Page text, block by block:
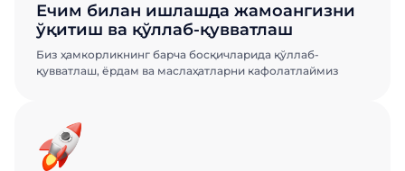
Ечим билан ишлашда жамоангизни
ўқитиш ва қўллаб-қувватлаш
Биз ҳамкорликнинг барча босқичларида қўллаб-
қувватлаш, ёрдам ва маслаҳатларни кафолатлаймиз